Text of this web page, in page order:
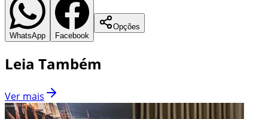
WhatsApp Facebook
Opções
Leia Também
Ver mais